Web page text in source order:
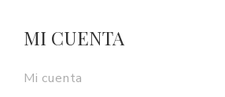
MI CUENTA
Mi cuenta